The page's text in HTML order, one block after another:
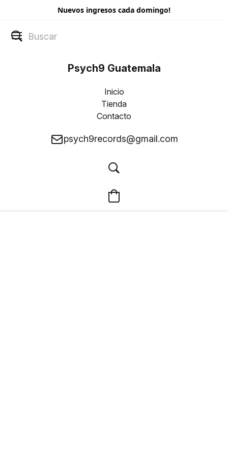
Nuevos ingresos cada domingo!
Psych9 Guatemala
Inicio
Tienda
Contacto
psych9records@gmail.com